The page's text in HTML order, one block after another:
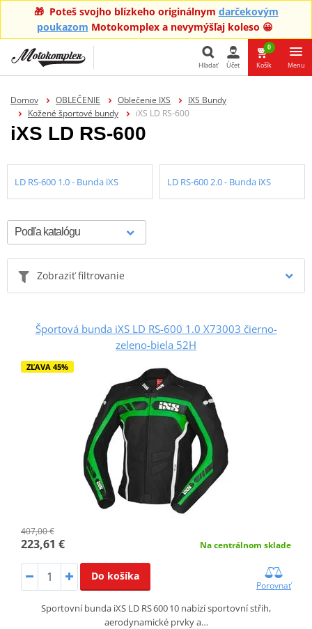
🎁 Poteš svojho blízkeho originálnym darčekovým
poukazom Motokomplex a nevymýšľaj koleso 😀
Hľadať Účet
0
Košík Menu
Domov OBLEČENIE Oblečenie IXS
IXS Bundy
Kožené športové bundy
iXS LD RS-600
iXS LD RS-600
LD RS-600 1.0 - Bunda iXS LD RS-600 2.0 - Bunda iXS
Zobraziť filtrovanie
Športová bunda iXS LD RS-600 1.0 X73003 čierno-
zeleno-biela 52H
ZĽAVA 45%
407,00 €
223,61 € Na centrálnom sklade
Do košíka
Porovnať
Sportovní bunda iXS LD RS 600 10 nabízí sportovní střih,
aerodynamické prvky a…